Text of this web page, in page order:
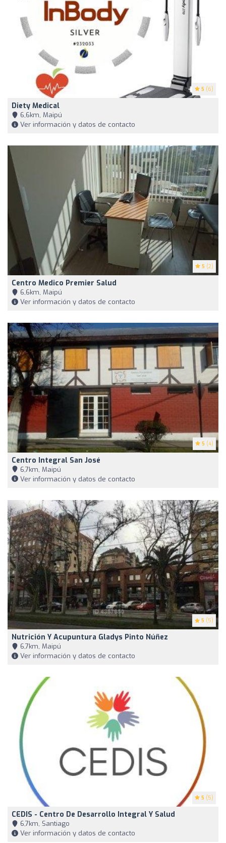
5 (6)
Diety Medical
6,6km, Maipú
Ver información y datos de contacto
5 (2)
Centro Medico Premier Salud
6,6km, Maipú
Ver información y datos de contacto
5 (4)
Centro Integral San José
6,7km, Maipú
Ver información y datos de contacto
5 (5)
Nutrición Y Acupuntura Gladys Pinto Núñez
6,7km, Maipú
Ver información y datos de contacto
5 (5)
CEDIS - Centro De Desarrollo Integral Y Salud
6,7km, Santiago
Ver información y datos de contacto